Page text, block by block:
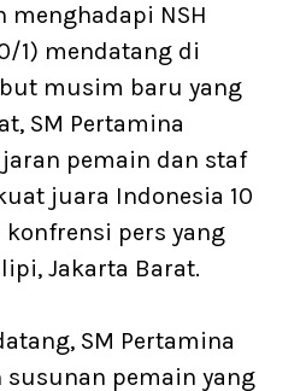
NSH
1) mendatang di
musim baru yang
SM Pertamina
pemain dan staf
juara Indonesia 10
pers yang
Jakarta Barat.
SM Pertamina
pemain yang